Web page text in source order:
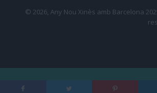
© 2026, Any Nou Xinès amb Barcelona